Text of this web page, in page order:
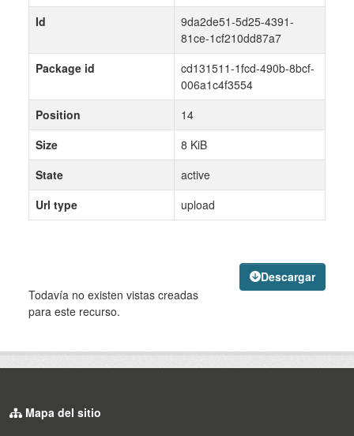
Descargar
Todavía no existen vistas creadas
para este recurso.
Id
9da2de51-5d25-4391-
81ce-1cf210dd87a7
Package id
cd131511-1fcd-490b-8bcf-
006a1c4f3554
Position
14
Size
8 KiB
State
active
Url type
upload
Mapa del sitio